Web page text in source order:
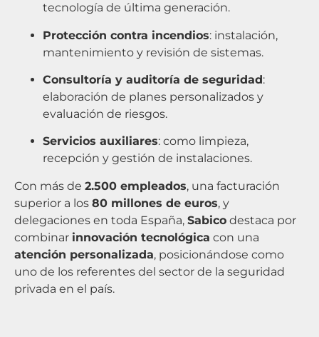
tecnología de última generación.
Protección contra incendios: instalación,
mantenimiento y revisión de sistemas.
Consultoría y auditoría de seguridad:
elaboración de planes personalizados y
evaluación de riesgos.
Servicios auxiliares: como limpieza,
recepción y gestión de instalaciones.
Con más de 2.500 empleados, una facturación
superior a los 80 millones de euros, y
delegaciones en toda España, Sabico destaca por
combinar innovación tecnológica con una
atención personalizada, posicionándose como
uno de los referentes del sector de la seguridad
privada en el país.